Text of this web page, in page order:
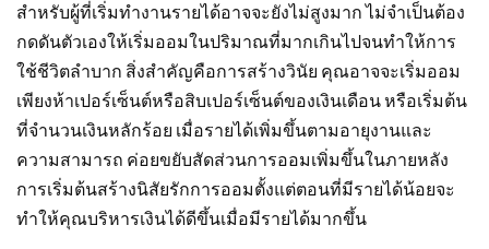
สำหรับผู้ที่เริ่มทำงานรายได้อาจจะยังไม่สูงมาก ไม่จำเป็นต้อง
กดดันตัวเองให้เริ่มออมในปริมาณที่มากเกินไปจนทำให้การ
ใช้ชีวิตลำบาก สิ่งสำคัญคือการสร้างวินัย คุณอาจจะเริ่มออม
เพียงห้าเปอร์เซ็นต์หรือสิบเปอร์เซ็นต์ของเงินเดือน หรือเริ่มต้น
ที่จำนวนเงินหลักร้อย เมื่อรายได้เพิ่มขึ้นตามอายุงานและ
ความสามารถ ค่อยขยับสัดส่วนการออมเพิ่มขึ้นในภายหลัง
การเริ่มต้นสร้างนิสัยรักการออมตั้งแต่ตอนที่มีรายได้น้อยจะ
ทำให้คุณบริหารเงินได้ดีขึ้นเมื่อมีรายได้มากขึ้น